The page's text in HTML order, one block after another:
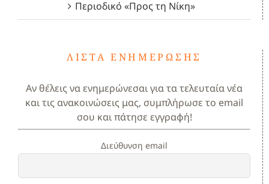
Περιοδικό «Προς τη Νίκη»
ΛΊΣΤΑ ΕΝΗΜΈΡΩΣΗΣ
Αν θέλεις να ενημερώνεσαι για τα τελευταία νέα
και τις ανακοινώσεις μας, συμπλήρωσε το email
σου και πάτησε εγγραφή!
Διεύθυνση email